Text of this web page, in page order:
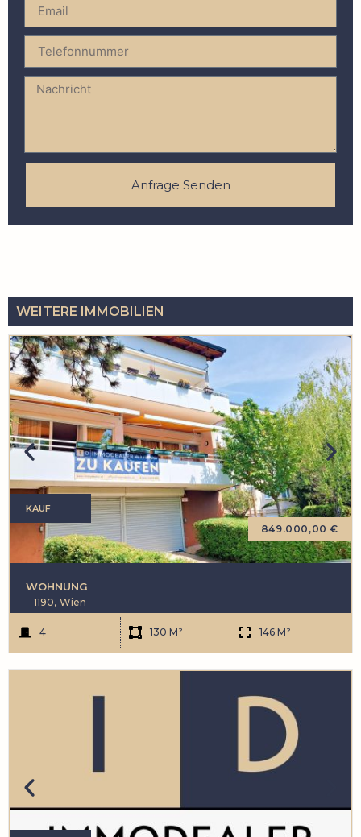
Anfrage Senden
WEITERE IMMOBILIEN
WOHNUNG
KAUF
1190, Wien
4 130 M² 146 M²
849.000,00 €